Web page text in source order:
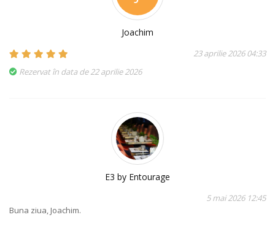
Joachim
23 aprilie 2026 04:33
Rezervat în data de 22 aprilie 2026
E3 by Entourage
5 mai 2026 12:45
Buna ziua, Joachim.